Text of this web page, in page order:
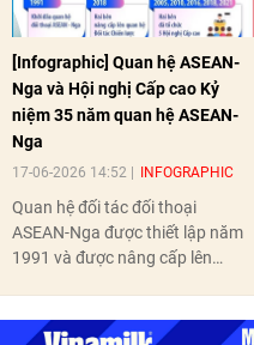
[Infographic] Quan hệ ASEAN-
Nga và Hội nghị Cấp cao Kỷ
niệm 35 năm quan hệ ASEAN-
Nga
17-06-2026 14:52 INFOGRAPHIC
Quan hệ đối tác đối thoại
ASEAN-Nga được thiết lập năm
1991 và được nâng cấp lên
nghị Cấp cao vào các năm 2005,